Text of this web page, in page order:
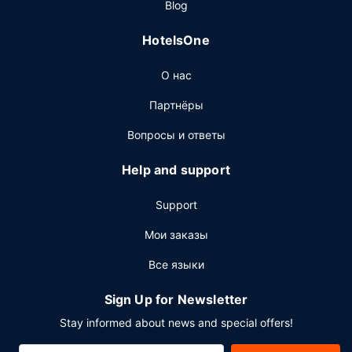
автобус доставит вас в парк развлечений.
предлагается ежедневно с 6:30 до 9:30.
Для удобства гостей предоставляется следующее:
рабочее место с компьютером, круглосуточная работа
стойки регистрации и многоязычный персонал.
Предоставляется бесплатная самостоятельная
Blog
HotelsOne
О нас
Партнёры
Вопросы и ответы
Help and support
Support
Мои заказы
Все языки
Sign Up for Newsletter
Stay informed about news and special offers!